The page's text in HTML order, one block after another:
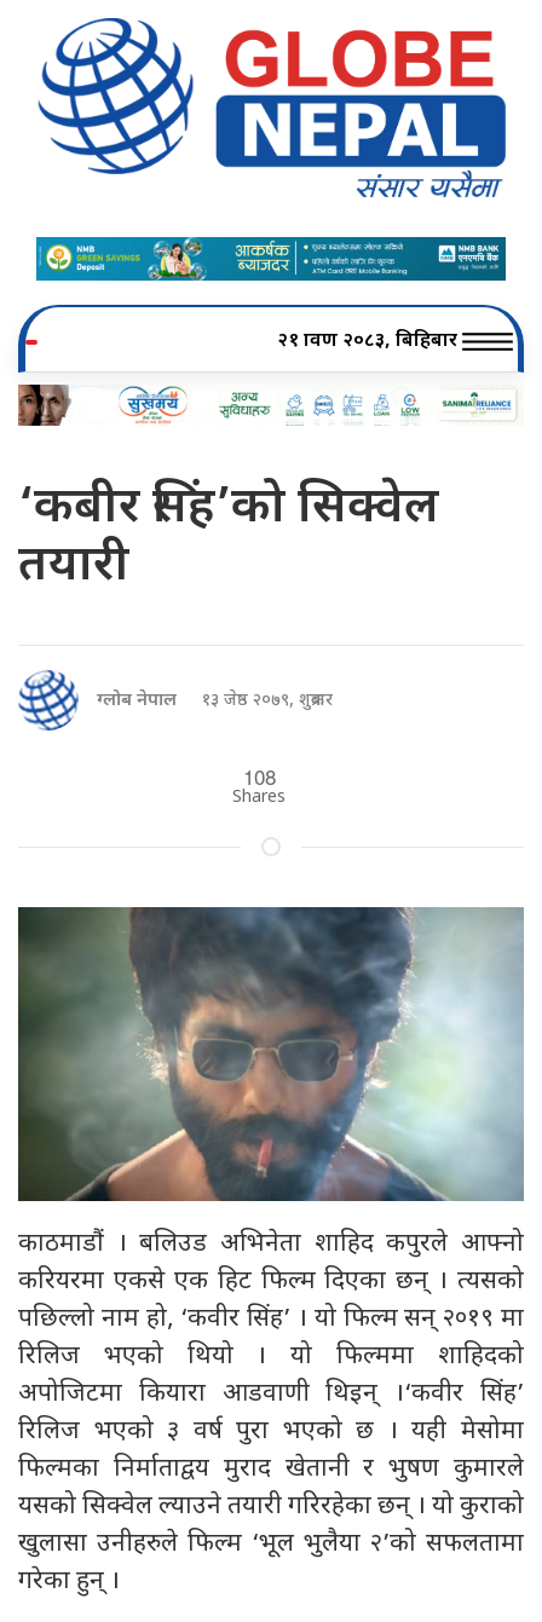
२१ श्रावण २०८३, बिहिबार
‘कबीर सिंह’को सिक्वेल
तयारी
ग्लोब नेपाल १३ जेष्ठ २०७९, शुक्रबार
108
Shares
काठमाडौं । बलिउड अभिनेता शाहिद कपुरले आफ्नो
करियरमा एकसे एक हिट फिल्म दिएका छन् । त्यसको
पछिल्लो नाम हो, ‘कवीर सिंह’ । यो फिल्म सन् २०१९ मा
रिलिज भएको थियो । यो फिल्ममा शाहिदको
अपोजिटमा कियारा आडवाणी थिइन् ।‘कवीर सिंह’
रिलिज भएको ३ वर्ष पुरा भएको छ । यही मेसोमा
फिल्मका निर्माताद्वय मुराद खेतानी र भुषण कुमारले
यसको सिक्वेल ल्याउने तयारी गरिरहेका छन् । यो कुराको
खुलासा उनीहरुले फिल्म ‘भूल भुलैया २’को सफलतामा
गरेका हुन् ।